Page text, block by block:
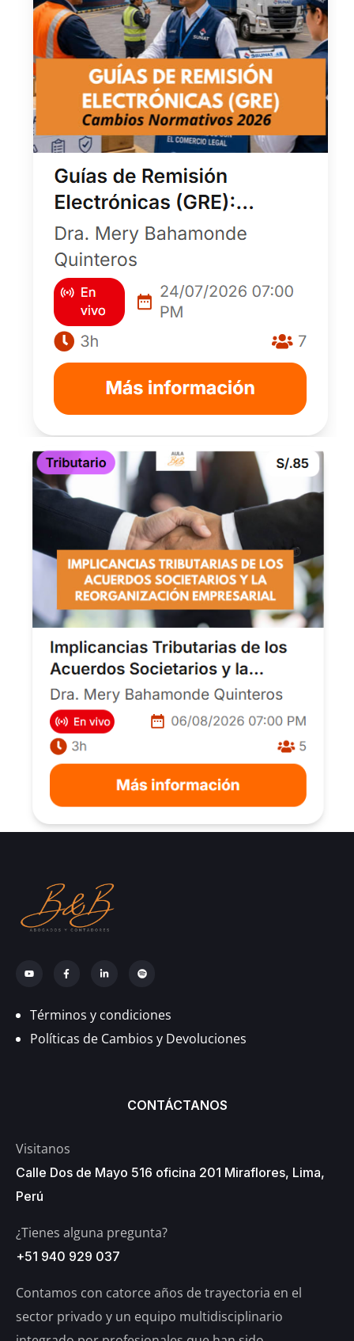
Términos y condiciones
Políticas de Cambios y Devoluciones
CONTÁCTANOS
Visitanos
Calle Dos de Mayo 516 oficina 201 Miraflores, Lima,
Perú
¿Tienes alguna pregunta?
+51 940 929 037
Contamos con catorce años de trayectoria en el
sector privado y un equipo multidisciplinario